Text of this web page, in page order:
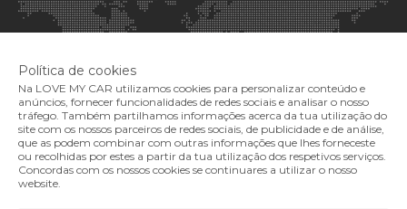
DE PORTUGAL PARA O MUNDO
Política de cookies
Na LOVE MY CAR utilizamos cookies para personalizar conteúdo e
anúncios, fornecer funcionalidades de redes sociais e analisar o nosso
tráfego. Também partilhamos informações acerca da tua utilização do
site com os nossos parceiros de redes sociais, de publicidade e de análise,
que as podem combinar com outras informações que lhes forneceste
ou recolhidas por estes a partir da tua utilização dos respetivos serviços.
Concordas com os nossos cookies se continuares a utilizar o nosso
website.